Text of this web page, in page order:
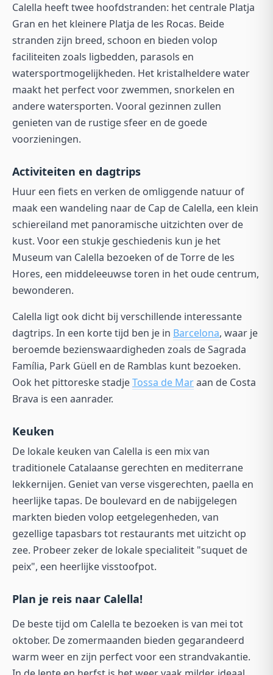
Calella heeft twee hoofdstranden: het centrale Platja
Gran en het kleinere Platja de les Rocas. Beide
stranden zijn breed, schoon en bieden volop
faciliteiten zoals ligbedden, parasols en
watersportmogelijkheden. Het kristalheldere water
maakt het perfect voor zwemmen, snorkelen en
andere watersporten. Vooral gezinnen zullen
genieten van de rustige sfeer en de goede
voorzieningen.
Activiteiten en dagtrips
Huur een fiets en verken de omliggende natuur of
maak een wandeling naar de Cap de Calella, een klein
schiereiland met panoramische uitzichten over de
kust. Voor een stukje geschiedenis kun je het
Museum van Calella bezoeken of deTorre de les
Hores, een middeleeuwse toren in het oude centrum,
bewonderen.
Calella ligt ook dicht bij verschillende interessante
dagtrips. In een korte tijd ben je in Barcelona, waar je
beroemde bezienswaardigheden zoals deSagrada
Família, Park Güell en de Ramblas kunt bezoeken.
Ook het pittoreske stadjeTossa de Maraan de Costa
Brava is een aanrader.
Keuken
De lokale keuken van Calella is een mix van
traditionele Catalaanse gerechten en mediterrane
lekkernijen. Geniet van verse visgerechten, paella en
heerlijke tapas. De boulevard en de nabijgelegen
markten bieden volop eetgelegenheden, van
gezellige tapasbars tot restaurants met uitzicht op
zee. Probeer zeker de lokale specialiteit "suquet de
peix", een heerlijke visstoofpot.
Plan je reis naar Calella!
De beste tijd om Calella te bezoeken is van mei tot
oktober. De zomermaanden bieden gegarandeerd
warm weer en zijn perfect voor een strandvakantie.